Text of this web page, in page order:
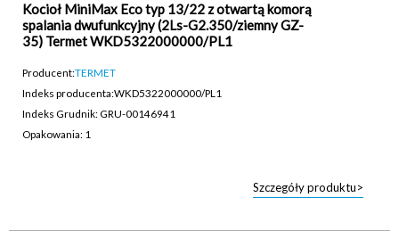
Kocioł MiniMax Eco typ 13/22 z otwartą komorą
spalania dwufunkcyjny (2Ls-G2.350/ziemny GZ-
35) Termet WKD5322000000/PL1
Producent:TERMET
Indeks producenta:WKD5322000000/PL1
Indeks Grudnik: GRU-00146941
Opakowania: 1
Szczegóły produktu>